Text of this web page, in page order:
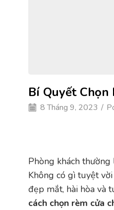
Bí Quyết Chọn
8 Tháng 9, 2023 /
Phòng khách
Không có gì tuyệt
đẹp mắt, hài hòa và
cách chọn rèm cửa